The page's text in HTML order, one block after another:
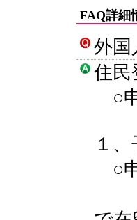
FAQ詳細
外国
住民
○
１
○
出